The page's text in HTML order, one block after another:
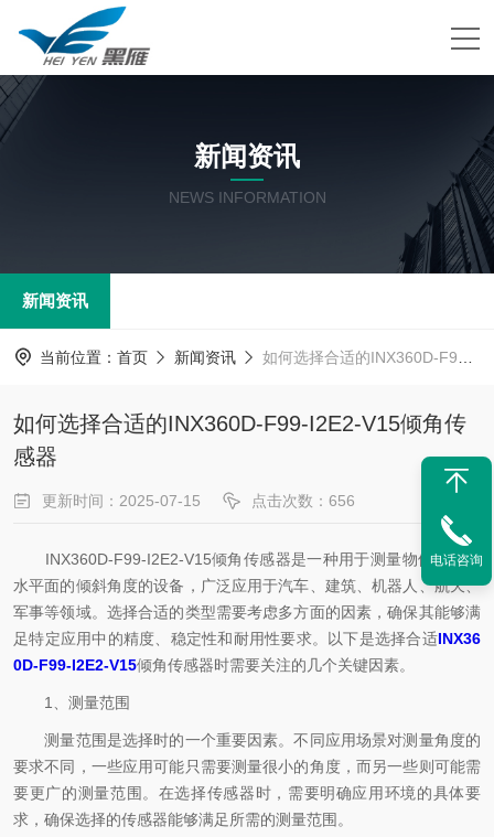
新闻资讯
NEWS INFORMATION
新闻资讯
当前位置： 首页 新闻资讯 如何选择合适的INX360D-F99-I2E2-V15倾角传感器
如何选择合适的INX360D-F99-I2E2-V15倾角传
感器
更新时间：2025-07-15 点击次数：656
INX360D-F99-I2E2-V15倾角传感器是一种用于测量物体相对于
水平面的倾斜角度的设备，广泛应用于汽车、建筑、机器人、航天、
军事等领域。选择合适的类型需要考虑多方面的因素，确保其能够满
足特定应用中的精度、稳定性和耐用性要求。以下是选择合适INX36
0D-F99-I2E2-V15倾角传感器时需要关注的几个关键因素。
1、测量范围
测量范围是选择时的一个重要因素。不同应用场景对测量角度的
要求不同，一些应用可能只需要测量很小的角度，而另一些则可能需
要更广的测量范围。在选择传感器时，需要明确应用环境的具体要
求，确保选择的传感器能够满足所需的测量范围。
电话咨询